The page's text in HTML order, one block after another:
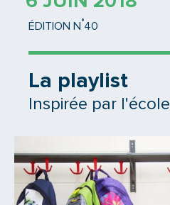
ÉDITION N °40
La playlist
Inspirée par l'école